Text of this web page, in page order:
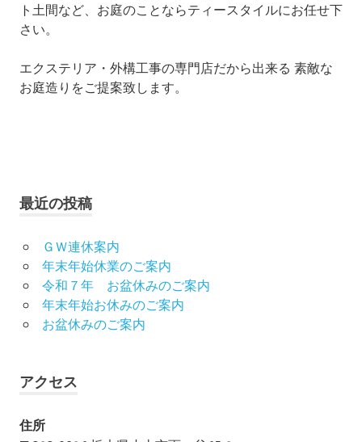
ト土間など、お庭のことならティースタイルにお任せ下
さい。
エクステリア・外構工事の専門店だから出来る 素敵な
お庭造りをご提案致します。
最近の投稿
ＧＷ連休案内
年末年始休業のご案内
令和７年 お盆休みのご案内
年末年始お休みのご案内
お盆休みのご案内
アクセス
住所